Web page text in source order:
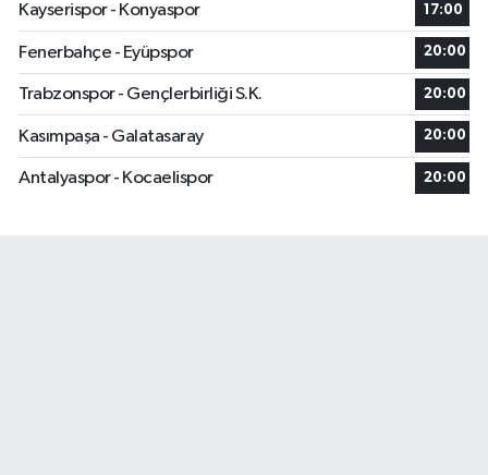
Kayserispor - Konyaspor
17:00
Fenerbahçe - Eyüpspor 20:00
Trabzonspor - Gençlerbirliği S.K. 20:00
Kasımpaşa - Galatasaray 20:00
Antalyaspor - Kocaelispor 20:00